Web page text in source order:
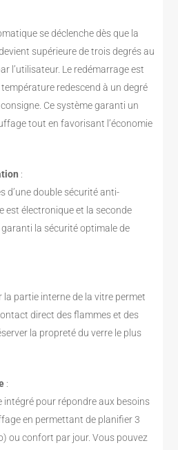
se déclenche dès que la
supérieure de trois degrés au
l’utilisateur. Le redémarrage est
redescend à un degré
Ce système garanti un
tout en favorisant l’économie
:
d’une double sécurité anti-
est électronique et la seconde
garanti la sécurité optimale de
la partie interne de la vitre permet
direct des flammes et des
la propreté du verre le plus
:
pour répondre aux besoins
en permettant de planifier 3
ou confort par jour. Vous pouvez